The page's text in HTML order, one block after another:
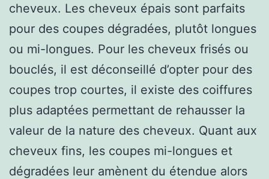
cheveux. Les cheveux épais sont parfaits
pour des coupes dégradées, plutôt longues
ou mi-longues. Pour les cheveux frisés ou
bouclés, il est déconseillé d’opter pour des
coupes trop courtes, il existe des coiffures
plus adaptées permettant de rehausser la
valeur de la nature des cheveux. Quant aux
cheveux fins, les coupes mi-longues et
dégradées leur amènent du étendue alors